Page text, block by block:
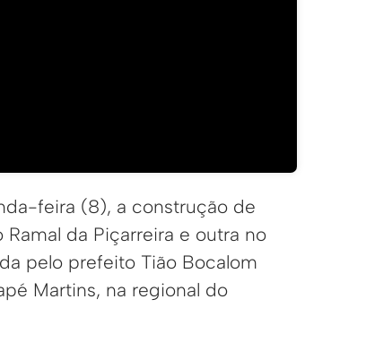
feira (8), a construção de
da Piçarreira e outra no
pelo prefeito Tião Bocalom
Martins, na regional do